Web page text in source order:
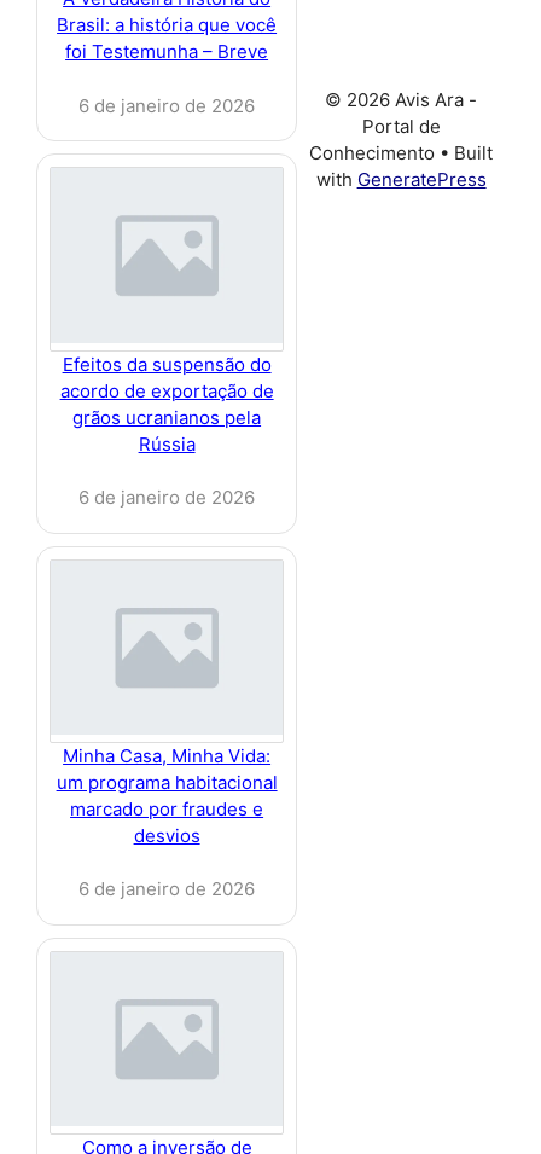
Brasil: a história que você
foi Testemunha – Breve
6 de janeiro de 2026
Efeitos da suspensão do
acordo de exportação de
grãos ucranianos pela
Rússia
6 de janeiro de 2026
Minha Casa, Minha Vida:
um programa habitacional
marcado por fraudes e
desvios
6 de janeiro de 2026
Como a inversão de
© 2026 Avis Ara -
Portal de
Conhecimento • Built
with GeneratePress